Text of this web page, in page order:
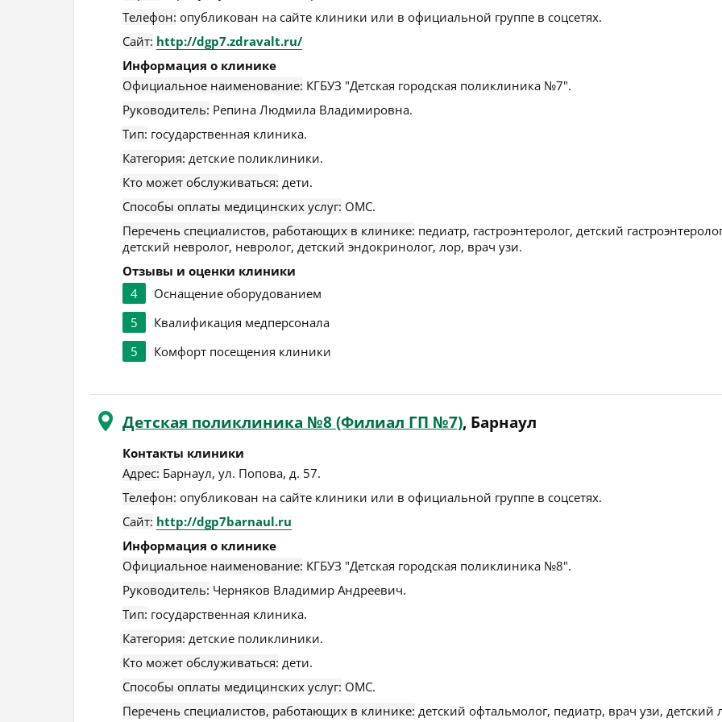
Телефон: опубликован на сайте клиники или в официальной группе в соцсетях.
Сайт: http://dgp7.zdravalt.ru/
Информация о клинике
Официальное наименование: КГБУЗ "Детская городская поликлиника №7".
Руководитель: Репина Людмила Владимировна.
Тип: государственная клиника.
Категория: детские поликлиники.
Кто может обслуживаться: дети.
Способы оплаты медицинских услуг: ОМС.
Перечень специалистов, работающих в клинике: педиатр, гастроэнтеролог, детский
детский невролог, невролог, детский эндокринолог, лор, врач узи.
Отзывы и оценки клиники
4
Оснащение оборудованием
5
Квалификация медперсонала
5
Комфорт посещения клиники
Детская поликлиника №8 (Филиал ГП №7), Барнаул
Контакты клиники
Адрес: Барнаул, ул. Попова, д. 57.
Телефон: опубликован на сайте клиники или в официальной группе в соцсетях.
Сайт: http://dgp7barnaul.ru
Информация о клинике
Официальное наименование: КГБУЗ "Детская городская поликлиника №8".
Руководитель: Черняков Владимир Андреевич.
Тип: государственная клиника.
Категория: детские поликлиники.
Кто может обслуживаться: дети.
Способы оплаты медицинских услуг: ОМС.
Перечень специалистов, работающих в клинике: детский офтальмолог, педиатр, врач узи, детский